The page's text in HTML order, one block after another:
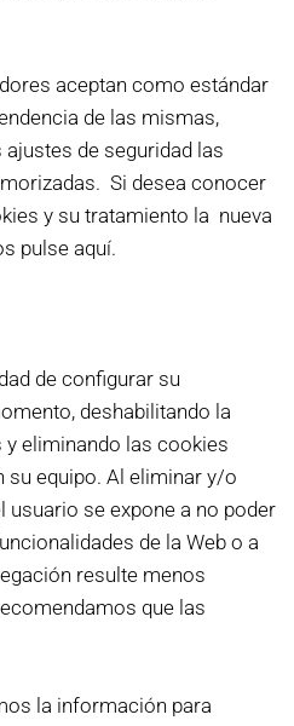
aceptan como estándar
de las mismas,
de seguridad las
Si desea conocer
y su tratamiento la nueva
pulse aquí.
de configurar su
deshabilitando la
eliminando las cookies
su equipo. Al eliminar y/o
usuario se expone a no poder
de la Web o a
resulte menos
que las
la información para